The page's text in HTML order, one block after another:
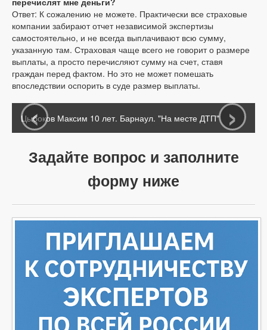
Ответ: К сожалению не можете. Практически все страховые
компании забирают отчет независимой экспертизы
самостоятельно, и не всегда выплачивают всю сумму,
указанную там. Страховая чаще всего не говорит о размере
выплаты, а просто перечисляют сумму на счет, ставя
граждан перед фактом. Но это не может помешать
впоследствии оспорить в суде размер выплаты.
Цыбоков Максим 10 лет. Барнаул. "На месте ДТП"
‹ ›
Задайте вопрос и заполните
форму ниже